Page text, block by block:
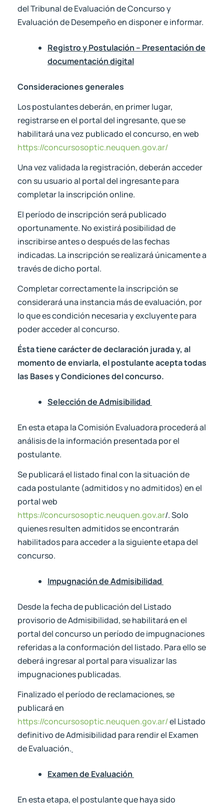
del Tribunal de Evaluación de Concurso y
Evaluación de Desempeño en disponer e informar.
Registro y Postulación – Presentación de
documentación digital
Consideraciones generales
Los postulantes deberán, en primer lugar,
registrarse en el portal del ingresante, que se
habilitará una vez publicado el concurso, en web
https://concursosoptic.neuquen.gov.ar/
Una vez validada la registración, deberán acceder
con su usuario al portal del ingresante para
completar la inscripción online.
El período de inscripción será publicado
oportunamente. No existirá posibilidad de
inscribirse antes o después de las fechas
indicadas. La inscripción se realizará únicamente a
través de dicho portal.
Completar correctamente la inscripción se
considerará una instancia más de evaluación, por
lo que es condición necesaria y excluyente para
poder acceder al concurso.
Ésta tiene carácter de declaración jurada y, al
momento de enviarla, el postulante acepta todas
las Bases y Condiciones del concurso.
Selecciónde Admisibilidad
En esta etapa la Comisión Evaluadora procederá al
análisis de la información presentada por el
postulante.
Se publicará el listado final con la situación de
cada postulante (admitidos y no admitidos) en el
portal web
https://concursosoptic.neuquen.gov.ar/. Solo
quienes resulten admitidos se encontrarán
habilitados para acceder a la siguiente etapa del
concurso.
Impugnación de Admisibilidad
Desde la fecha de publicación del Listado
provisorio de Admisibilidad, se habilitará en el
portal del concurso un período de impugnaciones
referidas a la conformación del listado. Para ello se
deberá ingresar al portal para visualizar las
impugnaciones publicadas.
Finalizado el período de reclamaciones, se
publicará en
https://concursosoptic.neuquen.gov.ar/el Listado
definitivo de Admisibilidad para rendir el Examen
de Evaluación.
Examen de Evaluación
En esta etapa, el postulante que haya sido